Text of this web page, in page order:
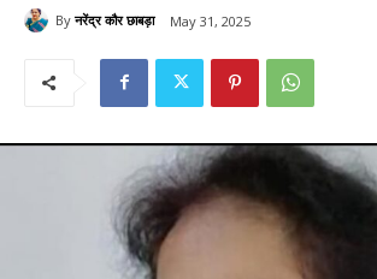
By नरेंद्र कौर छाबड़ा May 31, 2025